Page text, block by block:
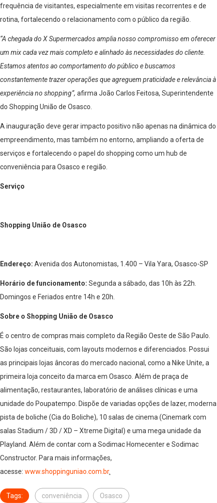
frequência de visitantes, especialmente em visitas recorrentes e de
rotina, fortalecendo o relacionamento com o público da região.
“A chegada do X Supermercados amplia nosso compromisso em oferecer
um mix cada vez mais completo e alinhado às necessidades do cliente.
Estamos atentos ao comportamento do público e buscamos
constantemente trazer operações que agreguem praticidade e relevância à
experiência no shopping”, afirma João Carlos Feitosa, Superintendente
do Shopping União de Osasco.
A inauguração deve gerar impacto positivo não apenas na dinâmica do
empreendimento, mas também no entorno, ampliando a oferta de
serviços e fortalecendo o papel do shopping como um hub de
conveniência para Osasco e região.
Serviço
Shopping União de Osasco
Endereço: Avenida dos Autonomistas, 1.400 – Vila Yara, Osasco-SP
Horário de funcionamento: Segunda a sábado, das 10h às 22h.
Domingos e Feriados entre 14h e 20h.
Sobre o Shopping União de Osasco
É o centro de compras mais completo da Região Oeste de São Paulo.
São lojas conceituais, com layouts modernos e diferenciados. Possui
as principais lojas âncoras do mercado nacional, como a Nike Unite, a
primeira loja conceito da marca em Osasco. Além de praça de
alimentação, restaurantes, laboratório de análises clínicas e uma
unidade do Poupatempo. Dispõe de variadas opções de lazer, moderna
pista de boliche (Cia do Boliche), 10 salas de cinema (Cinemark com
salas Stadium / 3D / XD – Xtreme Digital) e uma mega unidade da
Playland. Além de contar com a Sodimac Homecenter e Sodimac
Constructor. Para mais informações,
acesse: www.shoppinguniao.com.br.
Tags: conveniência Osasco